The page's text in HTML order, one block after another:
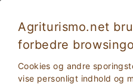
Agriturismo.net
forbedre
Cookies og andre
vise personligt indhold og
Helligdage i Puglia i